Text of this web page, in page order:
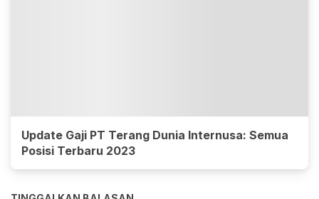
Update Gaji PT Terang Dunia Internusa: Semua
Posisi Terbaru 2023